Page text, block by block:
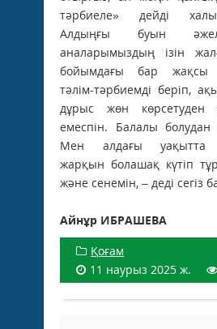
тәрбиеле» дейді
Алдыңғы буын
аналарымыздың ізін
бойымдағы бар жақсы
тәлім-тәрбиемді беріп,
дұрыс жөн
емеспін. Балалы
Мен алдағы уақытта
жарқын болашақ күтіп
және сенемін, – деді сегіз
Айнұр ИБРАШЕВА
Қоғам
11 наурыз 2025 ж.